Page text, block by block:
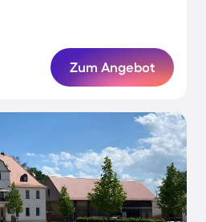
Zum Angebot